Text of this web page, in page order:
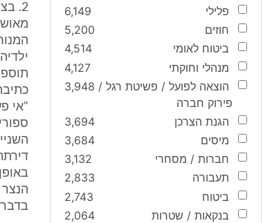
פלילי
6,149
חוזים
5,200
ביטוח לאומי
4,514
מנהלי וחוקתי
4,127
הוצאה לפועל / פשיטת רגל /
פירוק חברה
3,948
הגנת הצרכן
3,694
מיסים
3,684
חברות / מסחרי
3,132
תעבורה
2,833
ביטוח
2,743
בנקאות / שטרות
2,064
2.
בדבר